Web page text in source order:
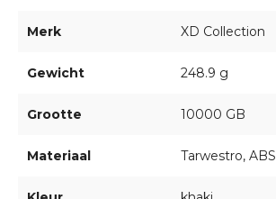
Merk XD Collection
Gewicht 248.9 g
Grootte 10000 GB
Materiaal Tarwestro, ABS